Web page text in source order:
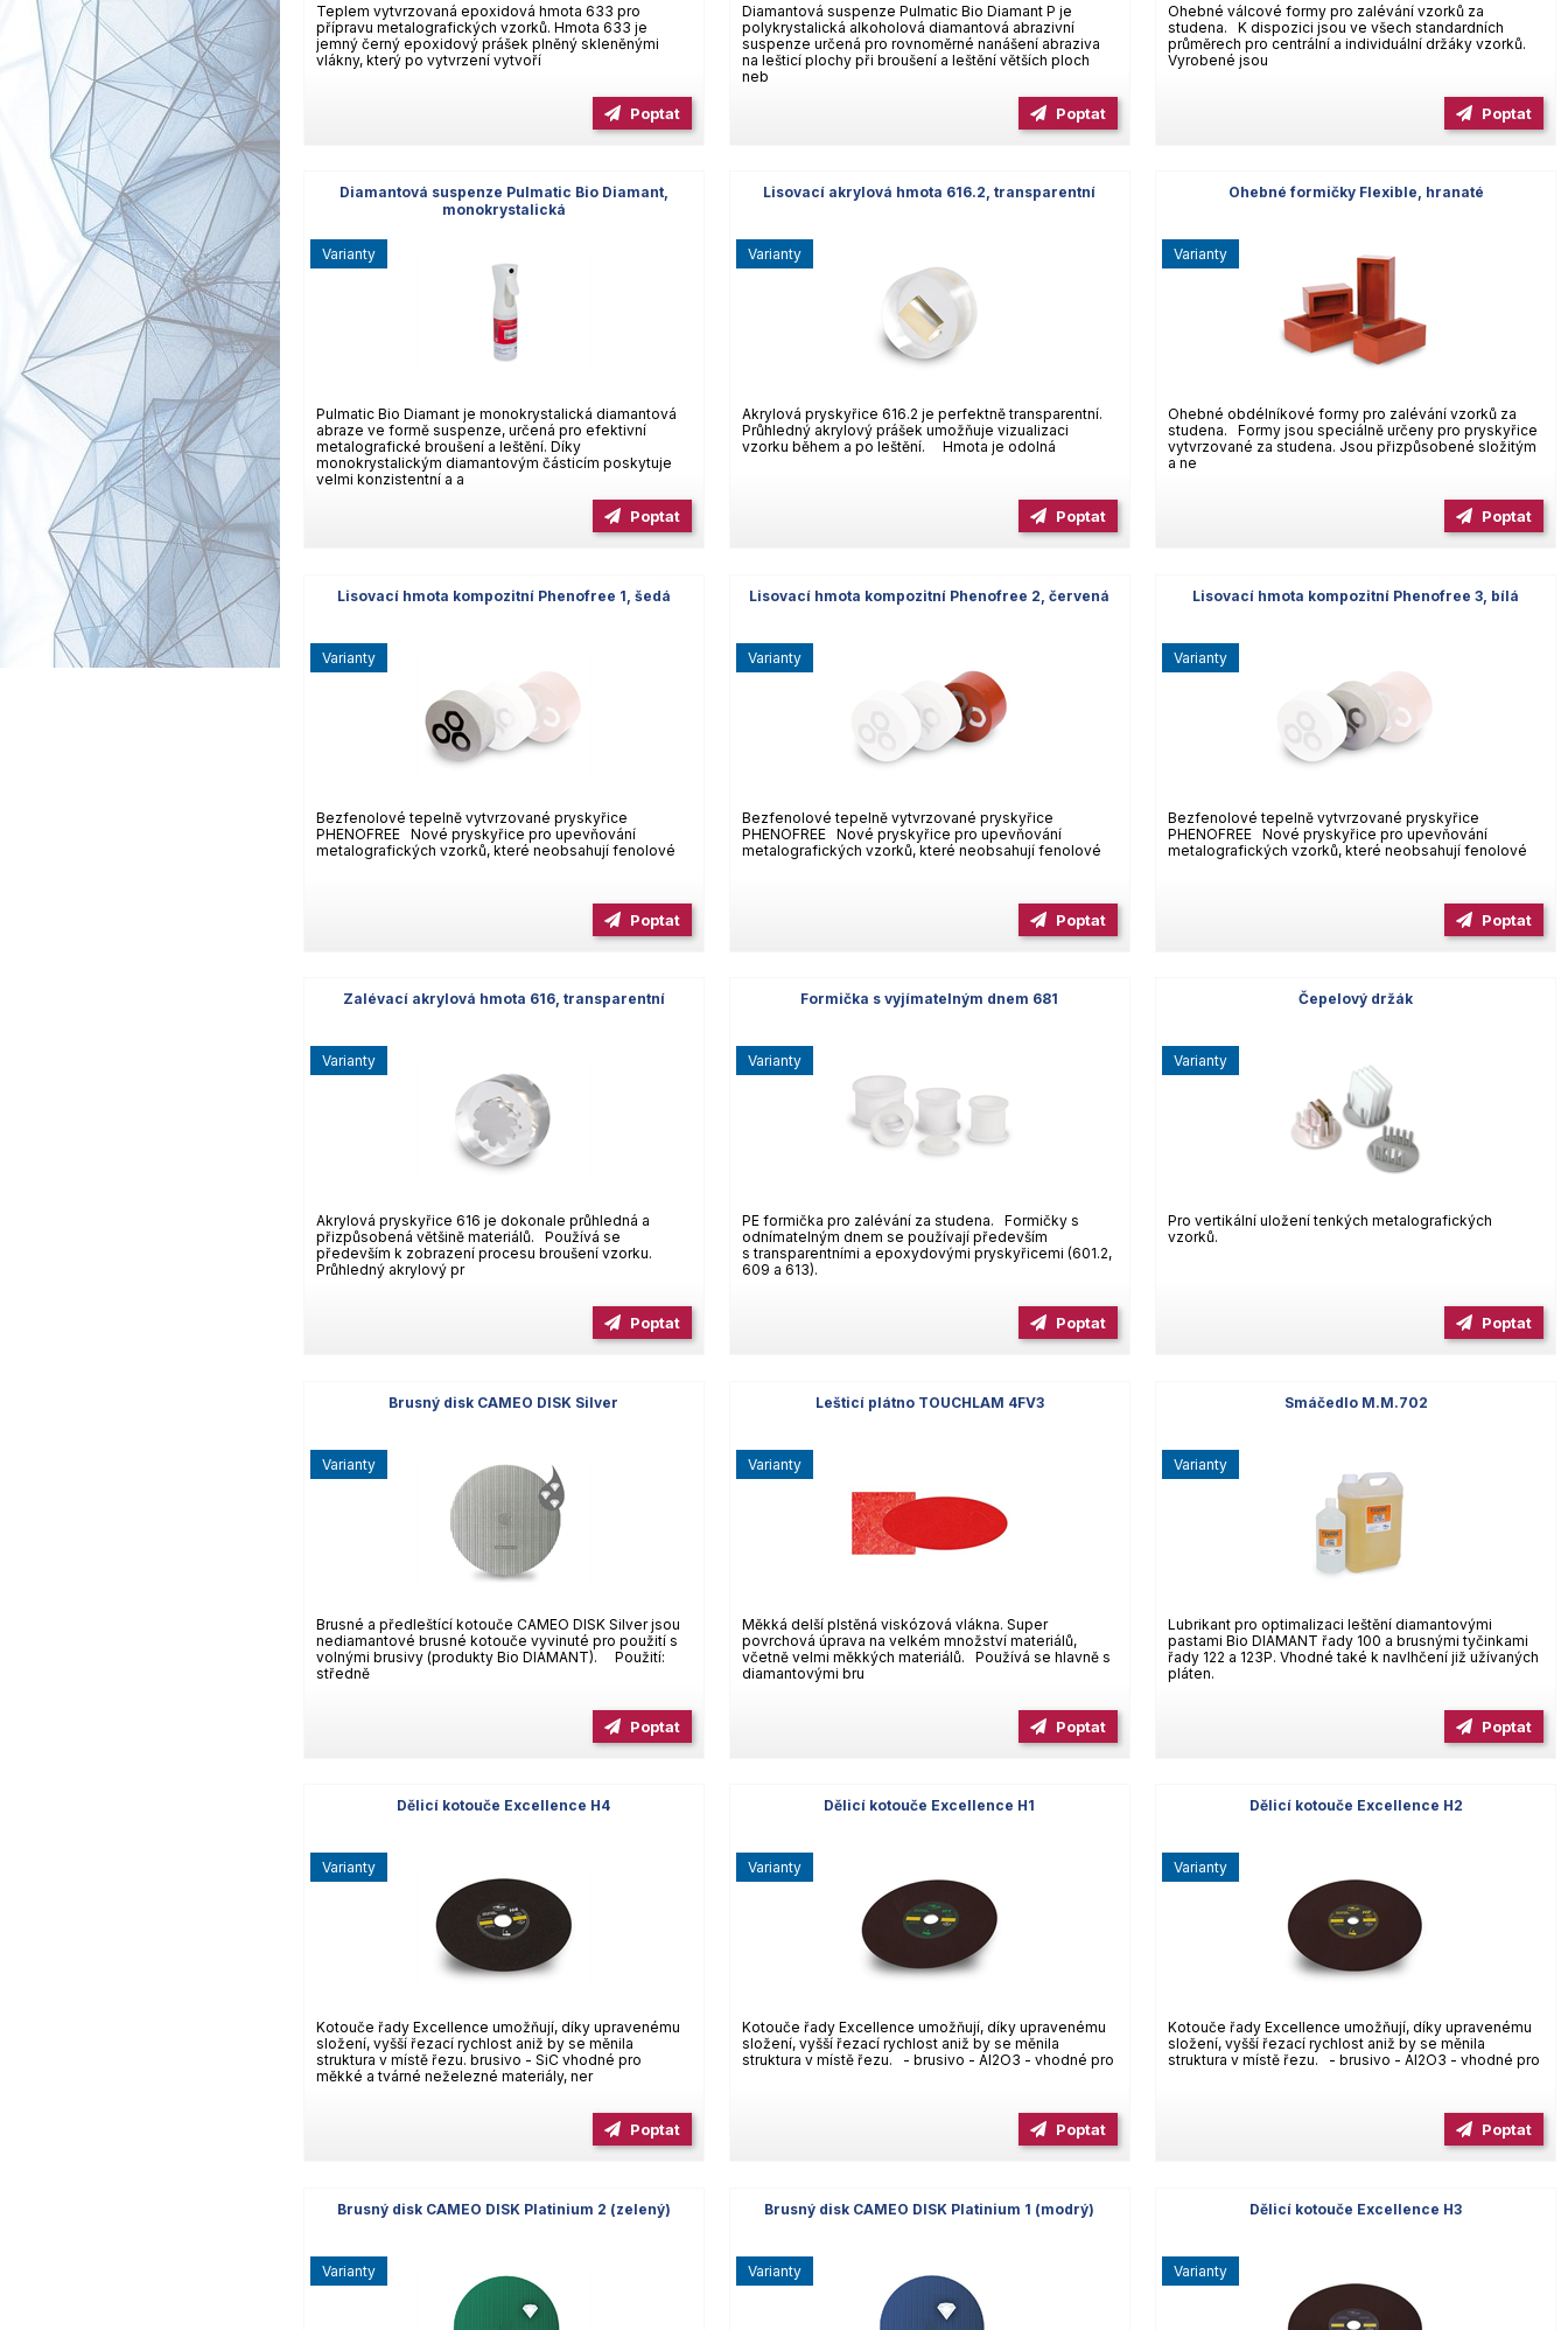
Teplem vytvrzovaná epoxidová hmota 633 pro
přípravu metalografických vzorků. Hmota 633 je
jemný černý epoxidový prášek plněný skleněnými
vlákny, který po vytvrzení vytvoří
Poptat
Diamantová suspenze Pulmatic Bio Diamant P je
polykrystalická alkoholová diamantová abrazivní
suspenze určená pro rovnoměrné nanášení abraziva
na lešticí plochy při broušení a leštění větších ploch
neb
Poptat
Ohebné válcové formy pro zalévání vzorků za
studena. K dispozici jsou ve všech standardních
průměrech pro centrální a individuální držáky vzorků.
Vyrobené jsou
Poptat
Diamantová suspenze Pulmatic Bio Diamant,
monokrystalická
Pulmatic Bio Diamant je monokrystalická diamantová
abraze ve formě suspenze, určená pro efektivní
metalografické broušení a leštění. Díky
monokrystalickým diamantovým částicím poskytuje
velmi konzistentní a a
varianty
Poptat
Lisovací akrylová hmota 616.2, transparentní
Akrylová pryskyřice 616.2 je perfektně transparentní.
Průhledný akrylový prášek umožňuje vizualizaci
vzorku během a po leštění. Hmota je odolná
varianty
Poptat
Ohebné formičky Flexible, hranaté
Ohebné obdélníkové formy pro zalévání vzorků za
studena. Formy jsou speciálně určeny pro pryskyřice
vytvrzované za studena. Jsou přizpůsobené složitým
a ne
varianty
Poptat
Lisovací hmota kompozitní Phenofree 1, šedá
Bezfenolové tepelně vytvrzované pryskyřice
PHENOFREE Nové pryskyřice pro upevňování
metalografických vzorků, které neobsahují fenolové
varianty
Poptat
Lisovací hmota kompozitní Phenofree 2, červená
Bezfenolové tepelně vytvrzované pryskyřice
PHENOFREE Nové pryskyřice pro upevňování
metalografických vzorků, které neobsahují fenolové
varianty
Poptat
Lisovací hmota kompozitní Phenofree 3, bílá
Bezfenolové tepelně vytvrzované pryskyřice
PHENOFREE Nové pryskyřice pro upevňování
metalografických vzorků, které neobsahují fenolové
varianty
Poptat
Zalévací akrylová hmota 616, transparentní
Akrylová pryskyřice 616 je dokonale průhledná a
přizpůsobená většině materiálů. Používá se
především k zobrazení procesu broušení vzorku.
Průhledný akrylový pr
varianty
Poptat
Formička s vyjímatelným dnem 681
PE formička pro zalévání za studena. Formičky s
odnímatelným dnem se používají především
s transparentními a epoxydovými pryskyřicemi (601.2,
609 a 613).
varianty
Poptat
Čepelový držák
Pro vertikální uložení tenkých metalografických
vzorků.
varianty
Poptat
Brusný disk CAMEO DISK Silver
Brusné a předleštící kotouče CAMEO DISK Silver jsou
nediamantové brusné kotouče vyvinuté pro použití s
volnými brusivy (produkty Bio DIAMANT). Použití:
středně
varianty
Poptat
Lešticí plátno TOUCHLAM 4FV3
Měkká delší plstěná viskózová vlákna. Super
povrchová úprava na velkém množství materiálů,
včetně velmi měkkých materiálů. Používá se hlavně s
diamantovými bru
varianty
Poptat
Smáčedlo M.M.702
Lubrikant pro optimalizaci leštění diamantovými
pastami Bio DIAMANT řady 100 a brusnými tyčinkami
řady 122 a 123P. Vhodné také k navlhčení již užívaných
pláten.
varianty
Poptat
Dělicí kotouče Excellence H4
Kotouče řady Excellence umožňují, díky upravenému
složení, vyšší řezací rychlost aniž by se měnila
struktura v místě řezu. brusivo - SiC vhodné pro
měkké a tvárné neželezné materiály, ner
varianty
Poptat
Dělicí kotouče Excellence H1
Kotouče řady Excellence umožňují, díky upravenému
složení, vyšší řezací rychlost aniž by se měnila
struktura v místě řezu. - brusivo - Al2O3 - vhodné pro
varianty
Poptat
Dělicí kotouče Excellence H2
Kotouče řady Excellence umožňují, díky upravenému
složení, vyšší řezací rychlost aniž by se měnila
struktura v místě řezu. - brusivo - Al2O3 - vhodné pro
varianty
Poptat
Brusný disk CAMEO DISK Platinium 2 (zelený)
varianty
Brusný disk CAMEO DISK Platinium 1 (modrý)
varianty
Dělicí kotouče Excellence H3
varianty